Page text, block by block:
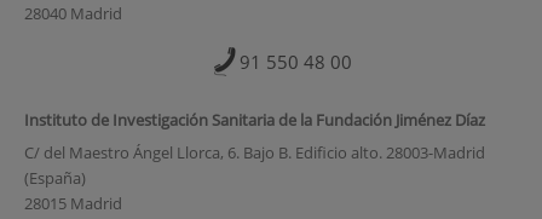
28040 Madrid
91 550 48 00
Instituto de Investigación Sanitaria de la Fundación Jiménez Díaz
C/ del Maestro Ángel Llorca, 6. Bajo B. Edificio alto. 28003-Madrid
(España)
28015 Madrid